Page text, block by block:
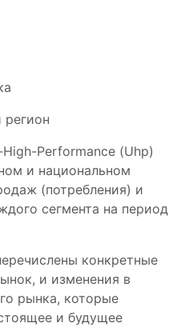
регион
Performance (Uhp)
и национальном
(потребления) и
сегмента на период
конкретные
и изменения в
рынка, которые
и будущее